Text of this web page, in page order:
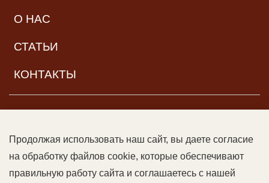
О НАС
СТАТЬИ
КОНТАКТЫ
© ООО «Читальный зал дяди Гиляя», 2017–2026. Все права
защищены | Возрастная категория:16+Данный сайт может
Продолжая использовать наш сайт, вы даете согласие
на обработку файлов cookie, которые обеспечивают
правильную работу сайта и соглашаетесь с нашей